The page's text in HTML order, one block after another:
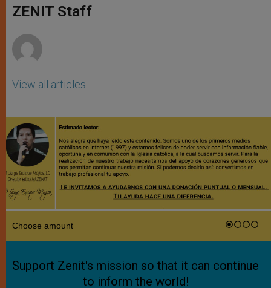
p
p
g
e
o
k
ZENIT Staff
View all articles